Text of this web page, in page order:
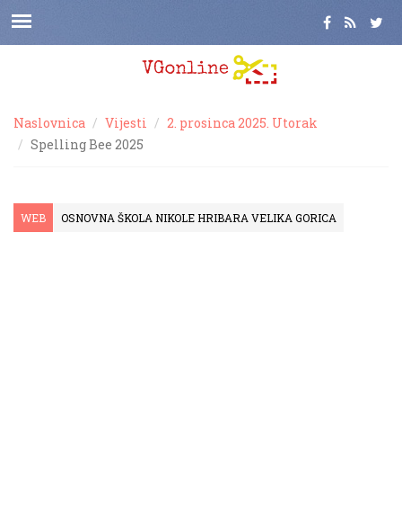
Naslovnica Vijesti
2. prosinca 2025. Utorak
Spelling Bee 2025
WEB OSNOVNA ŠKOLA NIKOLE HRIBARA VELIKA GORICA